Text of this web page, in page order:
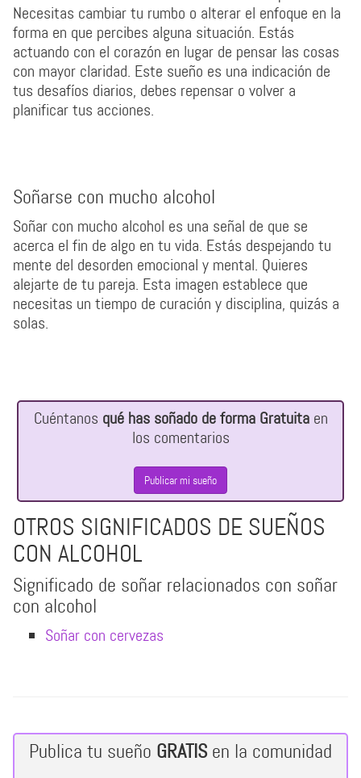
Necesitas cambiar tu rumbo o alterar el enfoque en la
forma en que percibes alguna situación. Estás
actuando con el corazón en lugar de pensar las cosas
con mayor claridad. Este sueño es una indicación de
tus desafíos diarios, debes repensar o volver a
planificar tus acciones.
Soñarse con mucho alcohol
Soñar con mucho alcohol es una señal de que se
acerca el fin de algo en tu vida. Estás despejando tu
mente del desorden emocional y mental. Quieres
alejarte de tu pareja. Esta imagen establece que
necesitas un tiempo de curación y disciplina, quizás a
solas.
Cuéntanos qué has soñado de forma Gratuitaen
los comentarios
Publicar mi sueño
OTROS SIGNIFICADOS DE SUEÑOS
CON ALCOHOL
Significado de soñar relacionados con soñar
con alcohol
Soñar con cervezas
Publica tu sueño GRATISen la comunidad